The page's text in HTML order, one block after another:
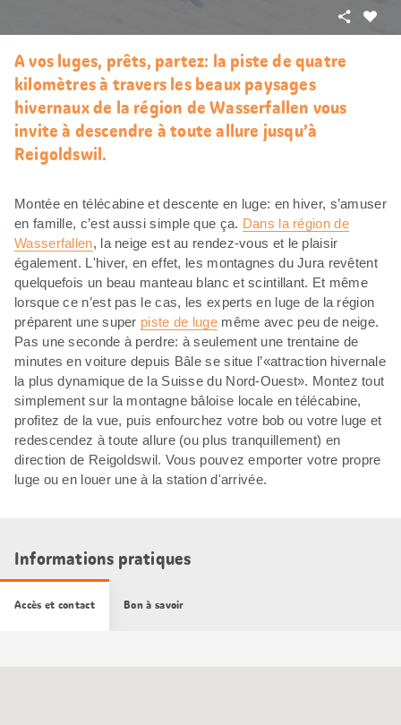
Partager
A vos luges, prêts, partez: la piste de quatre
kilomètres à travers les beaux paysages
hivernaux de la région de Wasserfallen vous
invite à descendre à toute allure jusqu’à
Reigoldswil.
Montée en télécabine et descente en luge: en hiver, s’amuser
en famille, c’est aussi simple que ça. Dans la région de
Wasserfallen, la neige est au rendez-vous et le plaisir
également. L'hiver, en effet, les montagnes du Jura revêtent
quelquefois un beau manteau blanc et scintillant. Et même
lorsque ce n’est pas le cas, les experts en luge de la région
préparent une super piste de lugemême avec peu de neige.
Pas une seconde à perdre: à seulement une trentaine de
minutes en voiture depuis Bâle se situe l’«attraction hivernale
la plus dynamique de la Suisse du Nord-Ouest». Montez tout
simplement sur la montagne bâloise locale en télécabine,
profitez de la vue, puis enfourchez votre bob ou votre luge et
redescendez à toute allure (ou plus tranquillement) en
direction de Reigoldswil. Vous pouvez emporter votre propre
luge ou en louer une à la station d'arrivée.
Informations pratiques
Accès et contact Bon à savoir